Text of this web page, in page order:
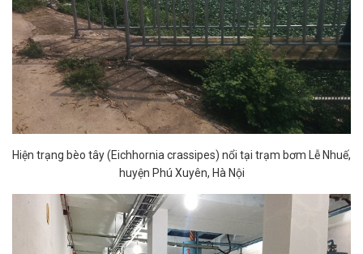
Hiện trạng bèo tây (Eichhornia crassipes) nổi tại trạm bơm Lễ Nhuế,
huyện Phú Xuyên, Hà Nội